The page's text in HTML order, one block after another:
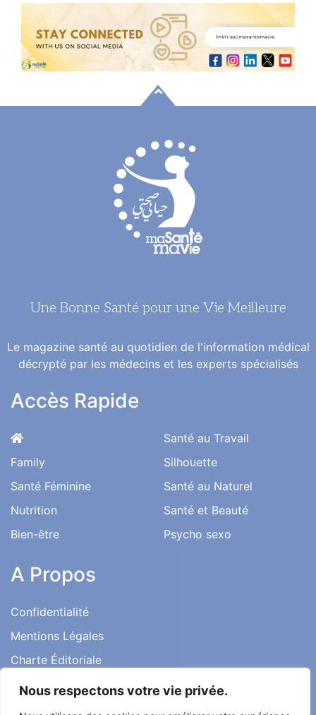
Nous respectons votre vie privée.
Une Bonne Santé pour une Vie Meilleure
Le magazine santé au quotidien de l'information médical
décrypté par les médecins et les experts spécialisés
Accès Rapide
Family
Santé Féminine
Nutrition
Bien-être
Santé au Travail
Silhouette
Santé au Naturel
Santé et Beauté
Psycho sexo
A Propos
Confidentialité
Mentions Légales
Charte Éditoriale
Conditions d’utilisation